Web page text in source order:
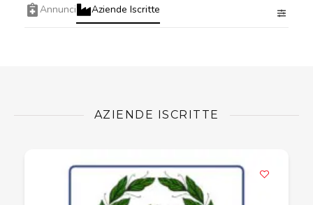
Annunci Aziende Iscritte
AZIENDE ISCRITTE